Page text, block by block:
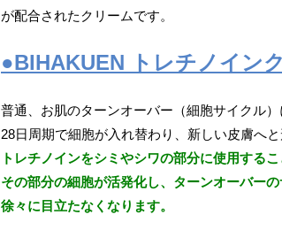
が配合されたクリームです。
●BIHAKUEN トレチノイン
普通、お肌のターンオーバー（細胞サイクル）
28日周期で細胞が入れ替わり、新しい皮膚へと
トレチノインをシミやシワの部分に使用するこ
その部分の細胞が活発化し、ターンオーバーの
徐々に目立たなくなります。